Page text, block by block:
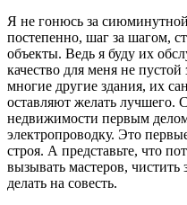
Я не гонюсь за
постепенно, шаг за шагом,
объекты. Ведь я буду их
качество для меня не
многие другие здания, их
оставляют желать лучшего.
недвижимости первым
электропроводку. Это
строя. А представьте, что
вызывать мастеров,
делать на совесть.